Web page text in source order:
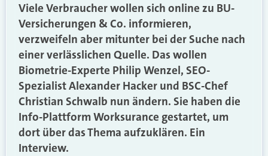
Viele Verbraucher wollen sich online zu BU-
Versicherungen & Co. informieren,
verzweifeln aber mitunter bei der Suche nach
einer verlässlichen Quelle. Das wollen
Biometrie-Experte Philip Wenzel, SEO-
Spezialist Alexander Hacker und BSC-Chef
Christian Schwalb nun ändern. Sie haben die
Info-Plattform Worksurance gestartet, um
dort über das Thema aufzuklären. Ein
Interview.